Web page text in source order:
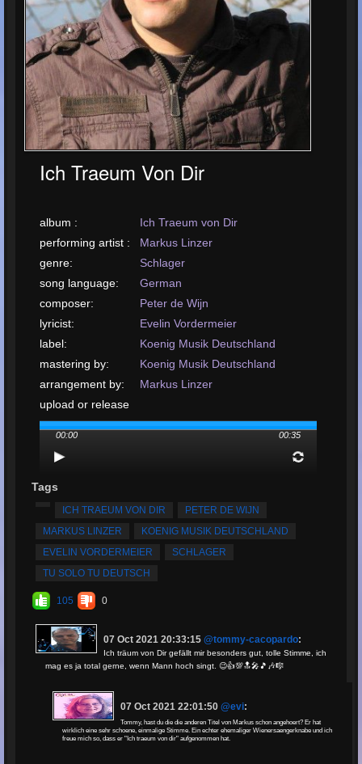
Ich Traeum Von Dir
album :
Ich Traeum von Dir
performing artist :
Markus Linzer
genre:
Schlager
song language:
German
composer:
Peter de Wijn
lyricist:
Evelin Vordermeier
label:
Koenig Musik Deutschland
mastering by:
Koenig Musik Deutschland
arrangement by:
Markus Linzer
upload or release
date:
November, 2019
Total Times
Played:
upload your song:
MP3, 558KB, 00:00:35
Total Times Rated:
33
Average Rating:
5
00:00 00:35
Tags
ICH TRAEUM VON DIR
PETER DE WIJN
MARKUS LINZER
KOENIG MUSIK DEUTSCHLAND
EVELIN VORDERMEIER
SCHLAGER
TU SOLO TU DEUTSCH
105 0
07 Oct 2021 20:33:15 @tommy-cacopardo:
Ich träum von Dir gefällt mir besonders gut, tolle Stimme, ich
mag es ja total gerne, wenn Mann hoch singt. 😉👍💯🔝🎤🎵🎶🎼
07 Oct 2021 22:01:50@evi:
Tommy, hast du die die anderen Titel von Markus schon angehoert? Er hat
wirklich eine sehr schoene, einmalige Stimme. Ein echter ehemaliger Wienersaengerknabe und ich
freue mich so, dass er "Ich traeum von dir" aufgenommen hat.